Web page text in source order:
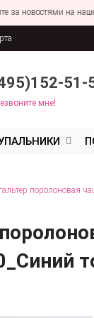
на нашем
51-
мне!
поролоновая